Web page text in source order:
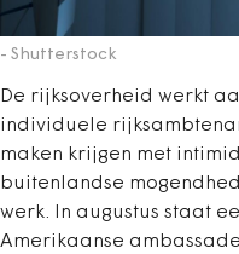
- Shutterstock
De rijksoverheid werkt
individuele
maken krijgen met
buitenlandse
werk. In augustus staat
Amerikaanse